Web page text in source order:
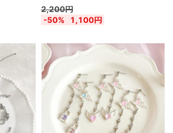
2,200円
-50%
1,100円